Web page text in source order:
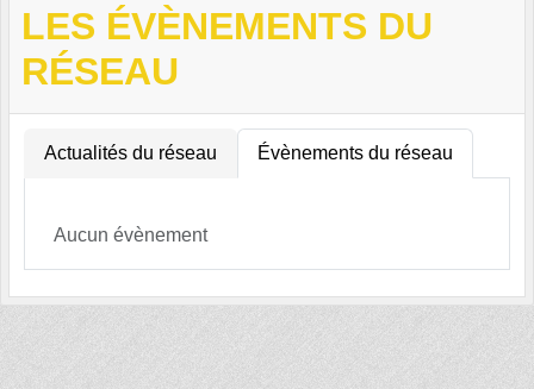
LES ÉVÈNEMENTS DU
RÉSEAU
Actualités du réseau Évènements du réseau
Aucun évènement